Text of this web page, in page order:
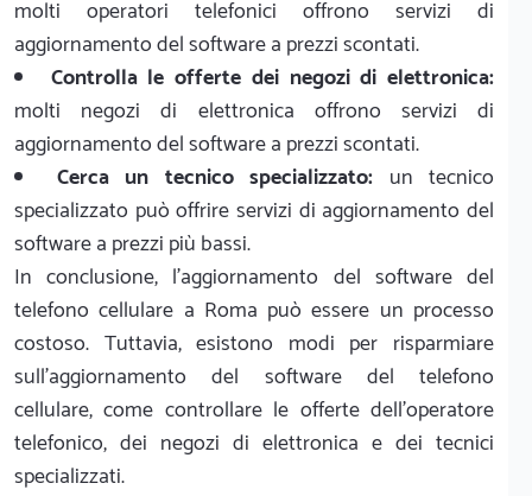
molti operatori telefonici offrono servizi di
aggiornamento del software a prezzi scontati.
Controlla le offerte dei negozi di elettronica:
molti negozi di elettronica offrono servizi di
aggiornamento del software a prezzi scontati.
Cerca un tecnico specializzato: un tecnico
specializzato può offrire servizi di aggiornamento del
software a prezzi più bassi.
In conclusione, l'aggiornamento del software del
telefono cellulare a Roma può essere un processo
costoso. Tuttavia, esistono modi per risparmiare
sull'aggiornamento del software del telefono
cellulare, come controllare le offerte dell'operatore
telefonico, dei negozi di elettronica e dei tecnici
specializzati.